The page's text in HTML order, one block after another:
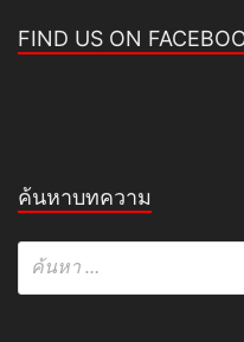
FIND US ON
ค้นหาบทความ